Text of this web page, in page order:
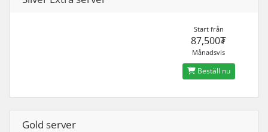
Start från
87,500₮
Månadsvis
Beställ nu
Gold server